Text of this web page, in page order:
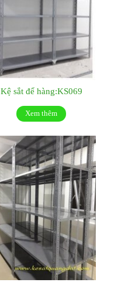
Kệ sắt để hàng:KS069
Xem thêm